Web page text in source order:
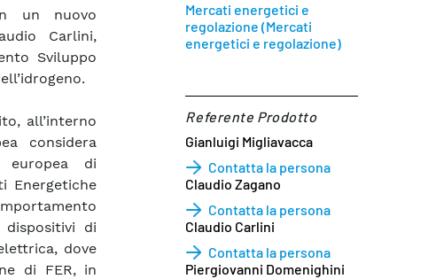
un nuovo
Carlini,
Sviluppo
all’interno
considera
europea di
Energetiche
di
dove
di FER, in
Mercati energetici e
regolazione (Mercati
energetici e regolazione)
Referente Prodotto​
Gianluigi Migliavacca
Contatta la persona
Claudio Zagano
Contatta la persona
Claudio Carlini
Contatta la persona
Piergiovanni Domenighini